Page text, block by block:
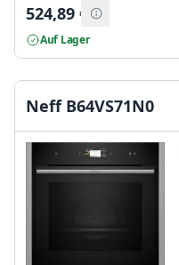
524,89 €
Auf Lager
Neff B64VS71N0